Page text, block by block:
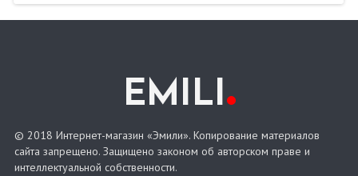
EMILI.
© 2018 Интернет-магазин «Эмили». Копирование материалов
сайта запрещено. Защищено законом об авторском праве и
интеллектуальной собственности.